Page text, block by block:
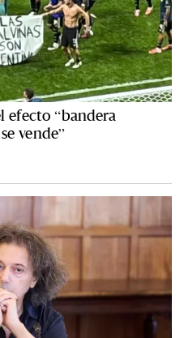
efecto “bandera
vende”